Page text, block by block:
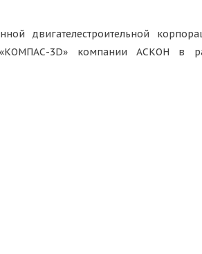
двигателестроительной
«КОМПАС-3D» компании АСКОН в